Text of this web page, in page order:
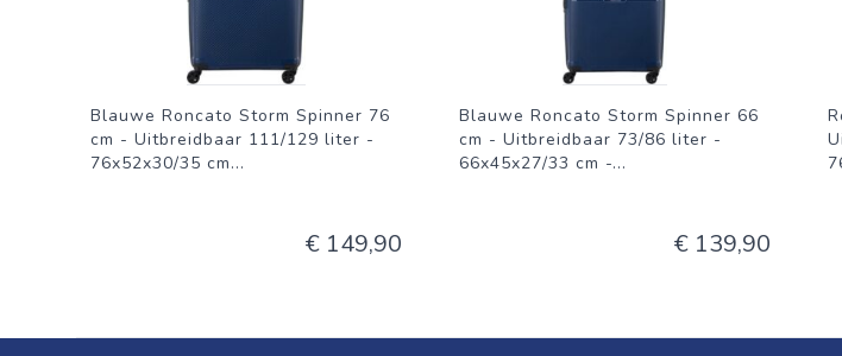
Blauwe Roncato Storm Spinner 76
cm - Uitbreidbaar 111/129 liter -
76x52x30/35 cm...
€ 149,90
Blauwe Roncato Storm Spinner 66
cm - Uitbreidbaar 73/86 liter -
66x45x27/33 cm -...
€ 139,90